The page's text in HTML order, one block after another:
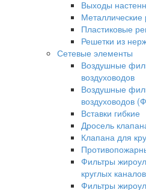
Выходы
Металлические
Пластиковые
Решетки из
Сетевые элементы
Воздушные
воздуховодов
Воздушные
воздуховодов
Вставки гибкие
Дросель
Клапана для
Фильтры
круглых каналов
Фильтры